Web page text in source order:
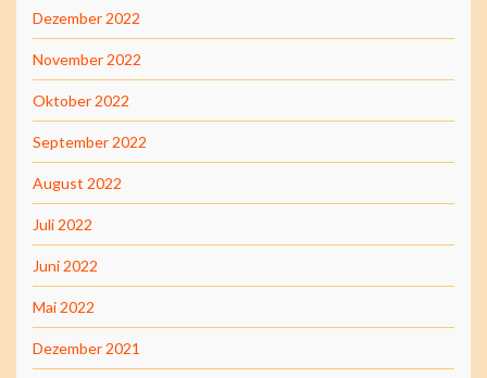
Dezember 2022
November 2022
Oktober 2022
September 2022
August 2022
Juli 2022
Juni 2022
Mai 2022
Dezember 2021